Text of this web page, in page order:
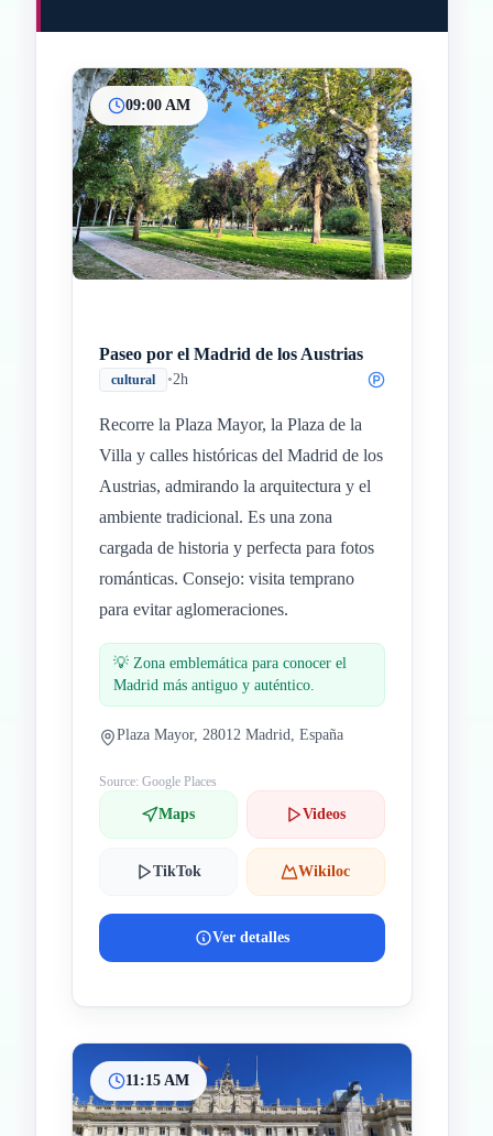
Inicio
Paradas intermedias
Final
09:00 AM
Paseo por el Madrid de los Austrias
cultural •2h
Recorre la Plaza Mayor, la Plaza de la
Villa y calles históricas del Madrid de los
Austrias, admirando la arquitectura y el
ambiente tradicional. Es una zona
cargada de historia y perfecta para fotos
románticas. Consejo: visita temprano
para evitar aglomeraciones.
💡 Zona emblemática para conocer el
Madrid más antiguo y auténtico.
Plaza Mayor, 28012 Madrid, España
Source: Google Places
Maps Videos
TikTok Wikiloc
Ver detalles
11:15 AM